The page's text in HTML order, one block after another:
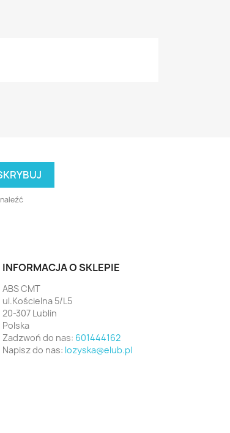
INFORMACJA O SKLEPIE
ABS CMT
ul.Kościelna 5/L5
20-307 Lublin
Polska
Zadzwoń do nas: 601444162
Napisz do nas: lozyska@elub.pl